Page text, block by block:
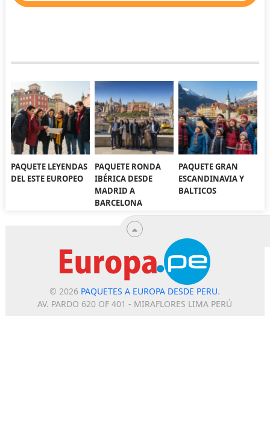
PAQUETE LEYENDAS
DEL ESTE EUROPEO
PAQUETE RONDA
IBÉRICA DESDE
MADRID A
BARCELONA
PAQUETE GRAN
ESCANDINAVIA Y
BALTICOS
© 2026 PAQUETES A EUROPA DESDE PERU.
AV. PARDO 620 OF 401 - MIRAFLORES LIMA PERÚ